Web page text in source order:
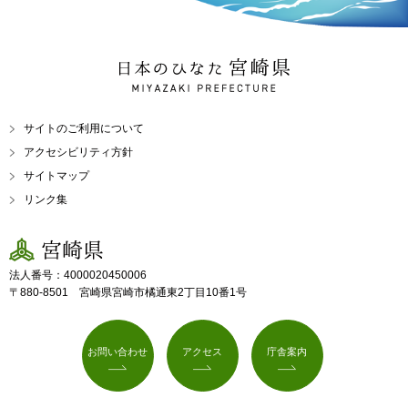
日本のひなた 宮崎県
MIYAZAKI PREFECTURE
サイトのご利用について
アクセシビリティ方針
サイトマップ
リンク集
宮崎県
法人番号：4000020450006
〒880-8501 宮崎県宮崎市橘通東2丁目10番1号
お問い合わせ アクセス 庁舎案内